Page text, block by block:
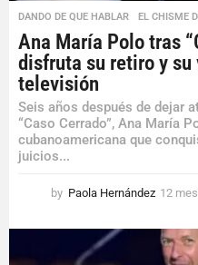
DANDO DE QUE HABLAR ,EL CHISME
Ana María Polo tras
disfruta su retiro y su
televisión
Seis años después de dejar
“Caso Cerrado”, Ana María
cubanoamericana que
juicios...
by Paola Hernández 12